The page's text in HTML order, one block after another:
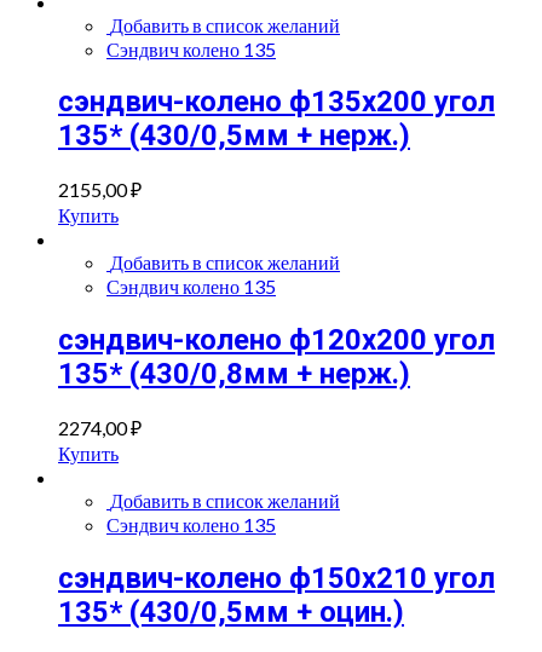
quantity
Добавить в список желаний
Сэндвич колено 135
сэндвич-колено ф135х200 угол
135* (430/0,5мм + нерж.)
2155,00₽
Купить
Добавить в список желаний
Сэндвич колено 135
сэндвич-колено ф120х200 угол
135* (430/0,8мм + нерж.)
2274,00₽
Купить
Добавить в список желаний
Сэндвич колено 135
сэндвич-колено ф150х210 угол
135* (430/0,5мм + оцин.)